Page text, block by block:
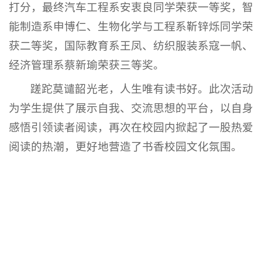
打分，最终汽车工程系安衷良同学荣获一等奖，智
能制造系申博仁、生物化学与工程系靳锌烁同学荣
获二等奖，国际教育系王凤、纺织服装系寇一帆、
经济管理系蔡新瑜荣获三等奖。
蹉跎莫谴韶光老，人生唯有读书好。此次活动
为学生提供了展示自我、交流思想的平台，以自身
感悟引领读者阅读，再次在校园内掀起了一股热爱
阅读的热潮，更好地营造了书香校园文化氛围。